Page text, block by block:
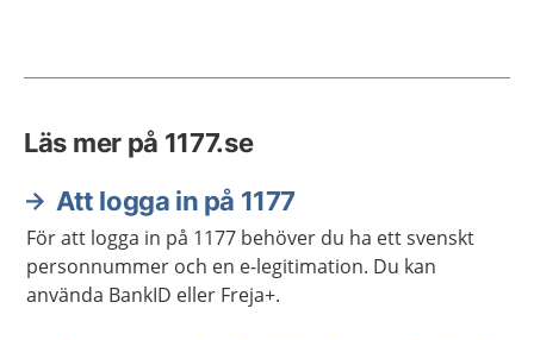
Läs mer på 1177.se
Att logga in på 1177
För att logga in på 1177 behöver du ha ett svenskt
personnummer och en e-legitimation. Du kan
använda BankID eller Freja+.